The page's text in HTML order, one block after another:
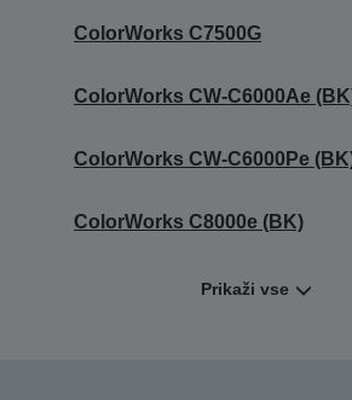
ColorWorks C7500G
ColorWorks CW-C6000Ae
ColorWorks CW-C6000Pe
ColorWorks C8000e (BK)
Prikaži vse